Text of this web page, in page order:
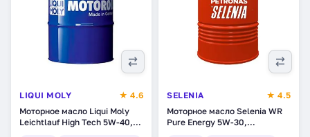
LIQUI MOLY
★ 4.6
Моторное масло Liqui Moly
Leichtlauf High Tech 5W-40,
SELENIA
★ 4.5
Моторное масло Selenia WR
Pure Energy 5W-30,